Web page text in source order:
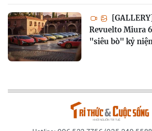
Revuelto Miura
"siêu bò" kỷ